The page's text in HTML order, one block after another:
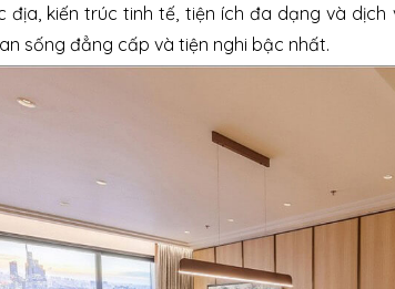
địa, kiến trúc tinh tế, tiện ích đa dạng và
sống đẳng cấp và tiện nghi bậc nhất.